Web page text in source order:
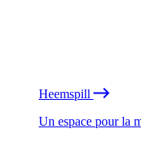
Heemspill
Un espace pour la